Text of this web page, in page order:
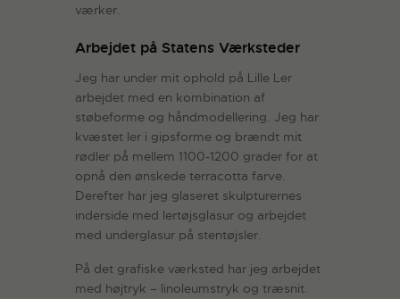
værker.
Arbejdet på Statens Værksteder
Jeg har under mit ophold på Lille Ler
arbejdet med en kombination af
støbeforme og håndmodellering. Jeg har
kvæstet ler i gipsforme og brændt mit
rødler på mellem 1100-1200 grader for at
opnå den ønskede terracotta farve.
Derefter har jeg glaseret skulpturernes
inderside med lertøjsglasur og arbejdet
med underglasur på stentøjsler.
På det grafiske værksted har jeg arbejdet
med højtryk – linoleumstryk og træsnit.